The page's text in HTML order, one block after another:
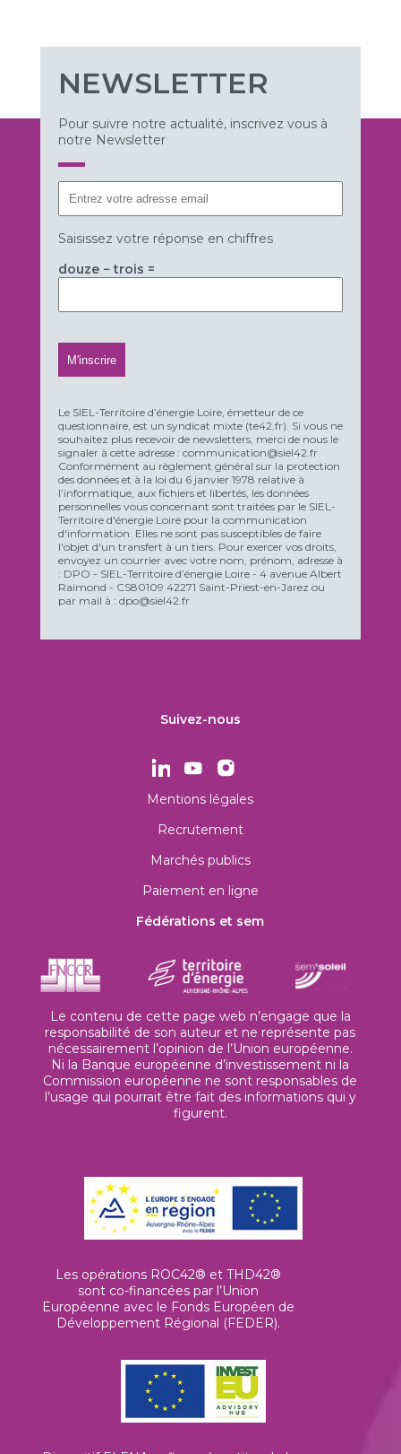
NEWSLETTER
Pour suivre notre actualité, inscrivez vous à
notre Newsletter
Saisissez votre réponse en chiffres
douze − trois =
Le SIEL-Territoire d’énergie Loire, émetteur de ce
questionnaire, est un syndicat mixte (te42.fr). Si vous ne
souhaitez plus recevoir de newsletters, merci de nous le
signaler à cette adresse : communication@siel42.fr
Conformément au règlement général sur la protection
des données et à la loi du 6 janvier 1978 relative à
l’informatique, aux fichiers et libertés, les données
personnelles vous concernant sont traitées par le SIEL-
Territoire d'énergie Loire pour la communication
d'information. Elles ne sont pas susceptibles de faire
l'objet d'un transfert à un tiers. Pour exercer vos droits,
envoyez un courrier avec votre nom, prénom, adresse à
: DPO - SIEL-Territoire d’énergie Loire - 4 avenue Albert
Raimond - CS80109 42271 Saint-Priest-en-Jarez ou
par mail à : dpo@siel42.fr
Suivez-nous
Mentions légales
Recrutement
Marchés publics
Paiement en ligne
Fédérations et sem
Le contenu de cette page web n’engage que la
responsabilité de son auteur et ne représente pas
nécessairement l’opinion de l’Union européenne.
Ni la Banque européenne d’investissement ni la
Commission européenne ne sont responsables de
l’usage qui pourrait être fait des informations qui y
figurent.
Les opérations ROC42® et THD42®
sont co-financées par l’Union
Européenne avec le Fonds Européen de
Développement Régional (FEDER).